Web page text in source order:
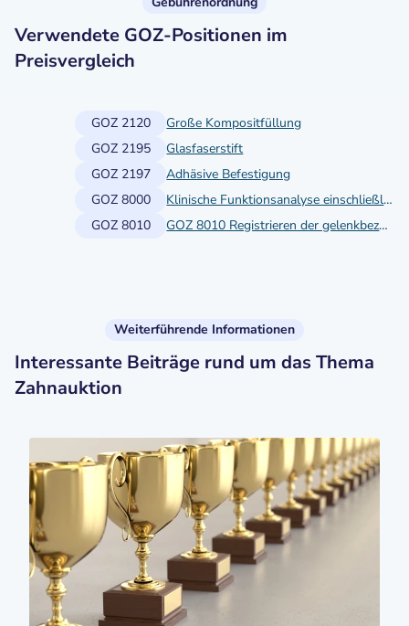
Verwendete GOZ-Positionen im
Preisvergleich
GOZ 2120
Große Kompositfüllung
GOZ 2195
Glasfaserstift
GOZ 2197
Adhäsive Befestigung
GOZ 8000
Klinische Funktionsanalyse einschließlich Dokumentation
GOZ 8010
GOZ 8010 Registrieren der gelenkbezüglichen Zentrallage des Unterkiefers
Weiterführende Informationen
Interessante Beiträge rund um das Thema
Zahnauktion